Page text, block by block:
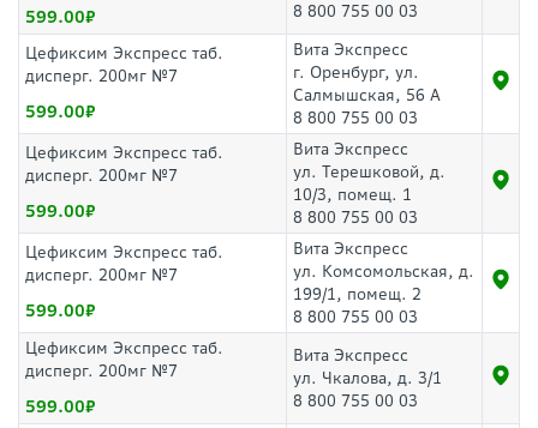
599.00
8 800 755 00 03
Цефиксим Экспресс таб.
дисперг. 200мг №7
599.00
Вита Экспресс
г. Оренбург, ул.
Салмышская, 56 А
8 800 755 00 03
Цефиксим Экспресс таб.
дисперг. 200мг №7
599.00
Вита Экспресс
ул. Терешковой, д.
10/3, помещ. 1
8 800 755 00 03
Цефиксим Экспресс таб.
дисперг. 200мг №7
599.00
Вита Экспресс
ул. Комсомольская, д.
199/1, помещ. 2
8 800 755 00 03
Цефиксим Экспресс таб.
дисперг. 200мг №7
599.00
Вита Экспресс
ул. Чкалова, д. 3/1
8 800 755 00 03